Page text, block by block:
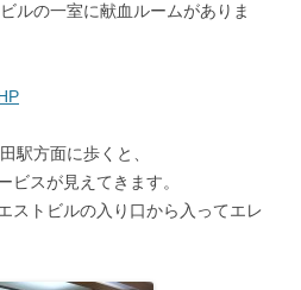
ルの一室に献血ルームがありま
駅方面に歩くと、
ビスが見えてきます。
ストビルの入り口から入ってエレ